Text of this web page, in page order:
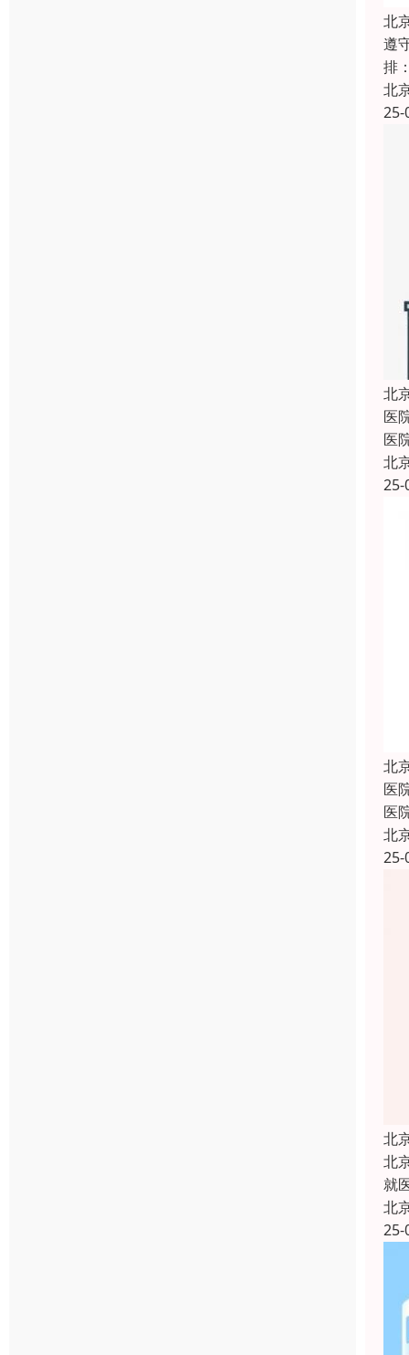
北
遵
排
北
25-
北
医
医
北
25-
北
医
医
北
25-
北
北
就
北
25-